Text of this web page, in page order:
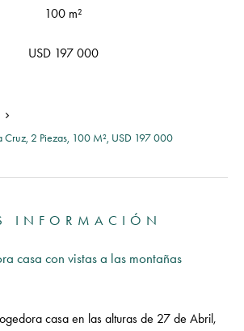
100 m²
USD 197 000
Cruz, 2 Piezas, 100 M², USD 197 000
INFORMACIÓN
casa con vistas a las montañas
casa en las alturas de 27 de Abril,